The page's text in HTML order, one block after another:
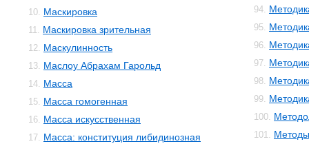
10. Маскировка
11. Маскировка зрительная
12. Маскулинность
13. Маслоу Абрахам Гарольд
14. Масса
15. Масса гомогенная
16. Масса искусственная
17. Масса: конституция либидинозная
94.
95.
96.
97.
98.
99.
100.
101. Методы